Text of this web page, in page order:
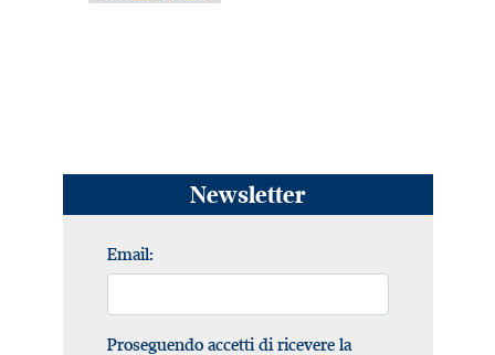
Newsletter
Email:
Proseguendo accetti di ricevere la